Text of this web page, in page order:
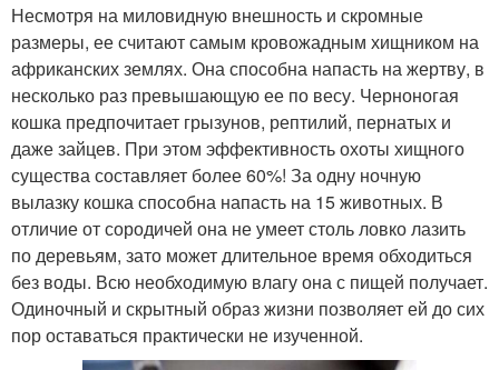
Несмотря на миловидную внешность и скромные
размеры, ее считают самым кровожадным хищником на
африканских землях. Она способна напасть на жертву, в
несколько раз превышающую ее по весу. Черноногая
кошка предпочитает грызунов, рептилий, пернатых и
даже зайцев. При этом эффективность охоты хищного
существа составляет более 60%! За одну ночную
вылазку кошка способна напасть на 15 животных. В
отличие от сородичей она не умеет столь ловко лазить
по деревьям, зато может длительное время обходиться
без воды. Всю необходимую влагу она с пищей получает.
Одиночный и скрытный образ жизни позволяет ей до сих
пор оставаться практически не изученной.